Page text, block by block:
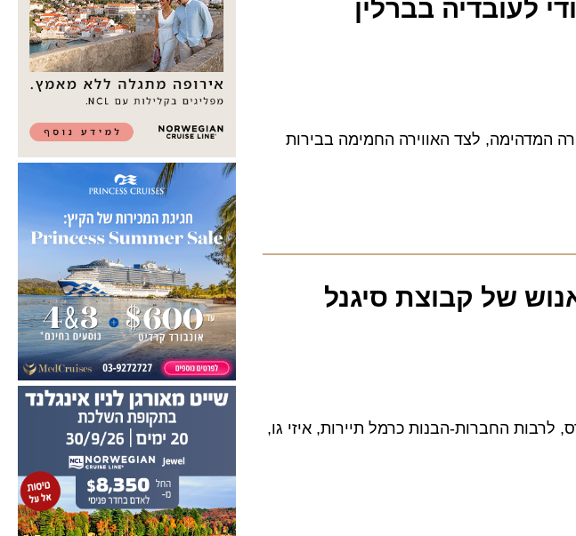
בברלין
לצד האווירה החמימה בבירות
של קבוצת סיגנל
החברות-הבנות כרמל תיירות, איזי גו,